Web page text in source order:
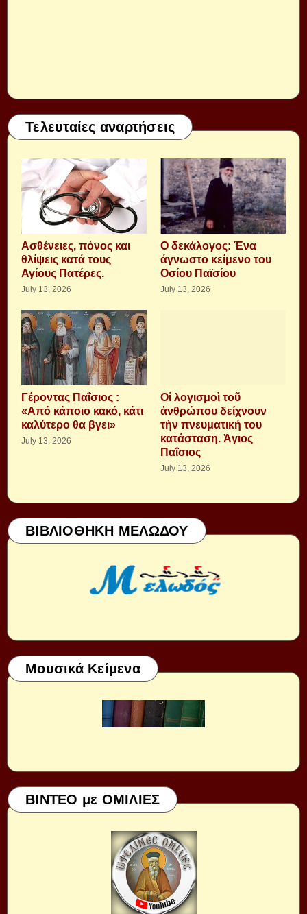
Τελευταίες αναρτήσεις
Aσθένειες, πόνος και
θλίψεις κατά τους
Αγίους Πατέρες.
July 13, 2026
Ο δεκάλογος: Ένα
άγνωστο κείμενο του
Οσίου Παϊσίου
July 13, 2026
Γέροντας Παΐσιος :
«Από κάποιο κακό, κάτι
καλύτερο θα βγει»
July 13, 2026
Οἱ λογισμοὶ τοῦ
ἀνθρώπου δείχνουν
τὴν πνευματική του
κατάσταση. Ἁγιος
Παΐσιος
July 13, 2026
ΒΙΒΛΙΟΘΗΚΗ ΜΕΛΩΔΟΥ
Μουσικά Κείμενα
ΒΙΝΤΕΟ με ΟΜΙΛΙΕΣ